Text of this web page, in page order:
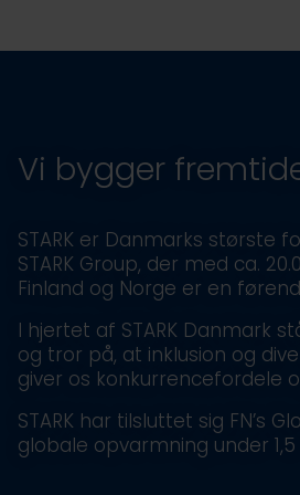
Vi bygger
STARK er Danmarks største
STARK Group, der med ca.
Finland og Norge er en
I hjertet af STARK Danmark
og tror på, at inklusion og
giver os
STARK har tilsluttet sig
globale opvarmning under